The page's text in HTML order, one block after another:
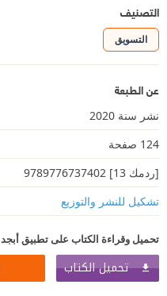
التصنيف
التسويق
عن الطبعة
نشر سنة 2020
124 صفحة
[ردمك 13] 9789776737402
تشكيل للنشر والتوزيع
تحميل وقراءة الكتاب على تطبيق أبجد
تحميل الكتاب